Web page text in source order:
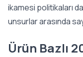
ikamesi politikaları
unsurlar arasında
Ürün Bazlı